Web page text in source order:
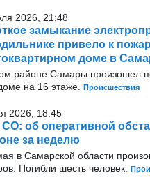
2026, 21:48
замыкание
привело к
доме в
районе Самары произошел
на 16 этаже.
Происшествия
2026, 18:45
об оперативной
за неделю
в Самарской области
Погибли шесть человек.